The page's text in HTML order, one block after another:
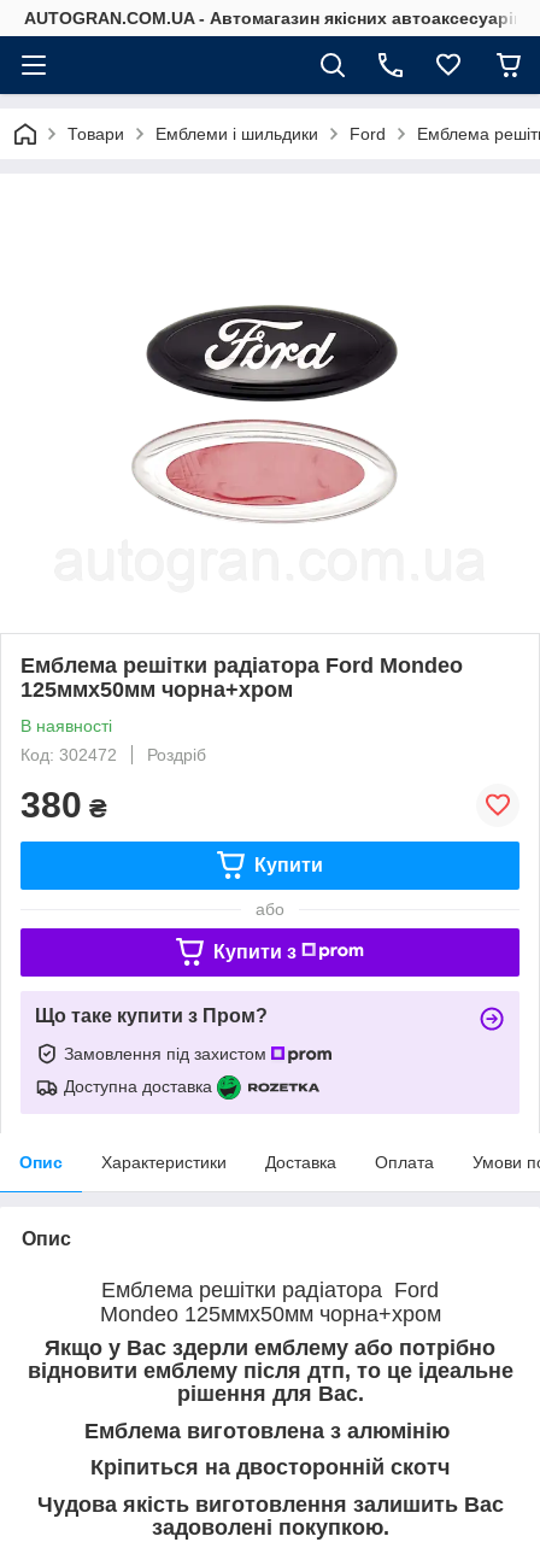
AUTOGRAN.COM.UA - Автомагазин якісних автоаксесуарів
Товари Емблеми і шильдики Ford Емблема
Емблема решітки радіатора Ford Mondeo
125ммx50мм чорна+хром
В наявності
Код: 302472
Роздріб
380 ₴
Купити
або
Купити з
Що таке купити з Пром?
Замовлення під захистом
Доступна доставка
Опис Характеристики Доставка Оплата Умови
Опис
Емблема решітки радіатора Ford
Mondeo 125ммx50мм чорна+хром
Якщо у Вас здерли емблему або потрібно
відновити емблему після дтп, то це ідеальне
рішення для Вас.
Емблема виготовлена з алюмінію
Кріпиться на двосторонній скотч
Чудова якість виготовлення залишить Вас
задоволені покупкою.